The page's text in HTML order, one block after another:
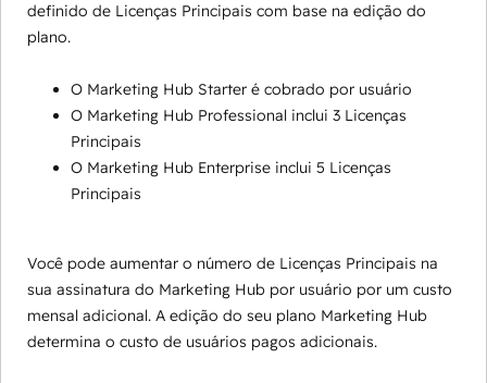
definido de Licenças Principais com base na edição do
plano.
O Marketing Hub Starter é cobrado por usuário
O Marketing Hub Professional inclui 3 Licenças
Principais
O Marketing Hub Enterprise inclui 5 Licenças
Principais
Você pode aumentar o número de Licenças Principais na
sua assinatura do Marketing Hub por usuário por um custo
mensal adicional. A edição do seu plano Marketing Hub
determina o custo de usuários pagos adicionais.